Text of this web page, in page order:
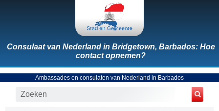
Consulaat van Nederland in Bridgetown, Barbados: Hoe
contact opnemen?
Ambassades en consulaten van Nederland in Barbados